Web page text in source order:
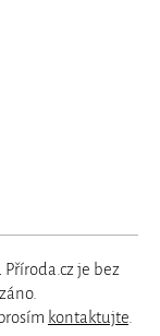
je bez
kontaktujte